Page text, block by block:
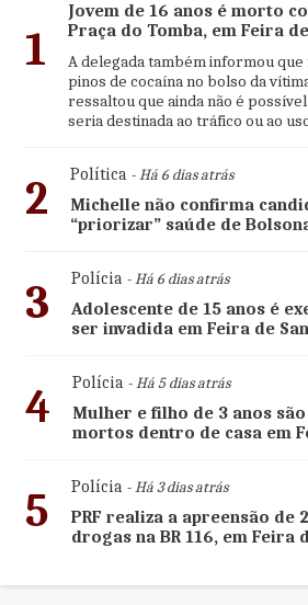
1
Jovem de 16 anos é morto
Praça do Tomba, em Feira
A delegada também informou
pinos de cocaína no bolso da
ressaltou que ainda não é
seria destinada ao tráfico ou ao
2 Política- Há 6 dias atrás
Michelle não confirma
“priorizar” saúde de
3 Polícia- Há 6 dias atrás
Adolescente de 15 anos é
ser invadida em Feira de
4 Polícia- Há 5 dias atrás
Mulher e filho de 3 anos
mortos dentro de casa em
5 Polícia- Há 3 dias atrás
PRF realiza a apreensão de
drogas na BR 116, em Feira